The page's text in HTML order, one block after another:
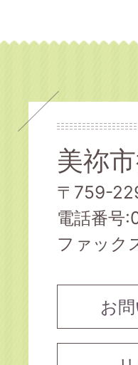
美祢
〒759-
電話番号
ファック
お